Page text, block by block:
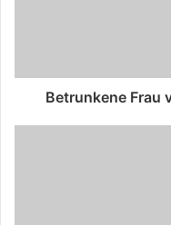
Betrunkene Frau